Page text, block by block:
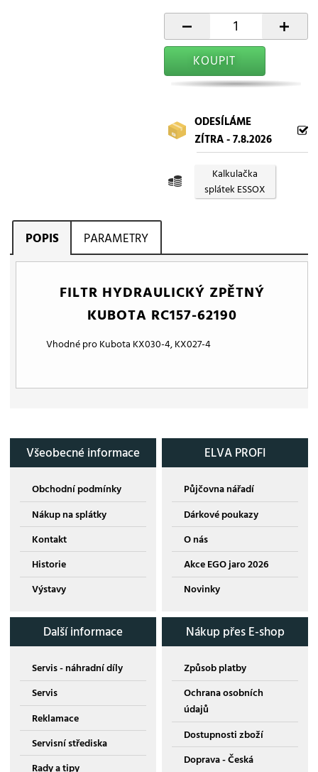
- +
KOUPIT
ODESÍLÁME
ZÍTRA - 7.8.2026
Kalkulačka
splátek ESSOX
POPIS PARAMETRY
FILTR HYDRAULICKÝ ZPĚTNÝ
KUBOTA RC157-62190
Vhodné pro Kubota KX030-4, KX027-4
Všeobecné informace
Obchodní podmínky
Nákup na splátky
Kontakt
Historie
Výstavy
ELVA PROFI
Půjčovna nářadí
Dárkové poukazy
O nás
Akce EGO jaro 2026
Novinky
Další informace
Servis - náhradní díly
Servis
Reklamace
Servisní střediska
Rady a tipy
Nákup přes E-shop
Způsob platby
Ochrana osobních
údajů
Dostupnosti zboží
Doprava - Česká